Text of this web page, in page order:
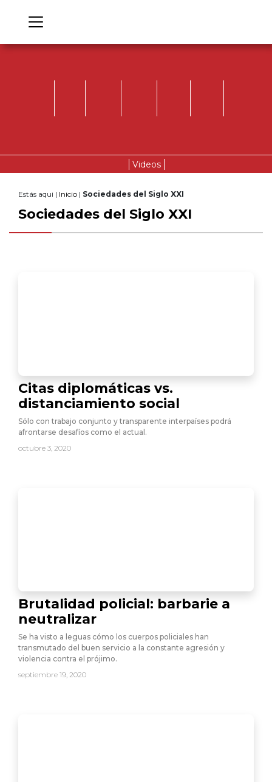
Videos
Estás aqui | Inicio | Sociedades del Siglo XXI
Sociedades del Siglo XXI
Citas diplomáticas vs.
distanciamiento social
Sólo con trabajo conjunto y transparente interpaíses podrá
afrontarse desafíos como el actual.
octubre 3, 2020
Brutalidad policial: barbarie a
neutralizar
Se ha visto a leguas cómo los cuerpos policiales han
transmutado del buen servicio a la constante agresión y
violencia contra el prójimo.
septiembre 19, 2020